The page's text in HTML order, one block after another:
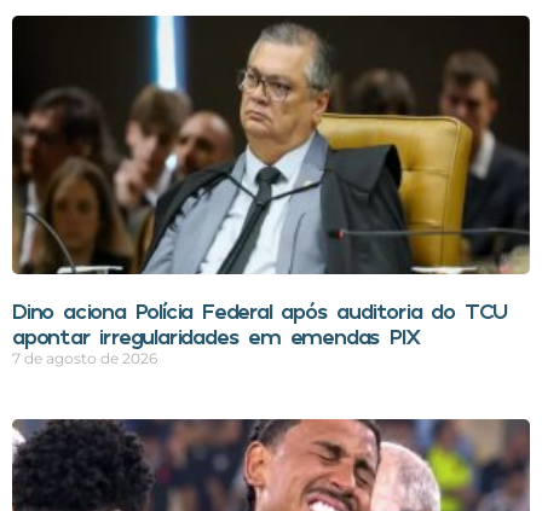
Dino aciona Polícia Federal após auditoria do TCU
apontar irregularidades em emendas PIX
7 de agosto de 2026